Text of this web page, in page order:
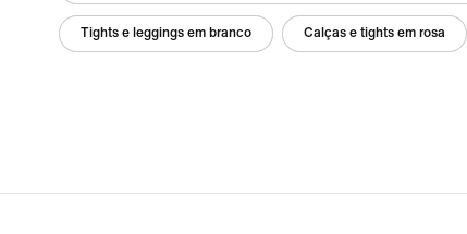
Tights e leggings em branco Calças e tights em rosa